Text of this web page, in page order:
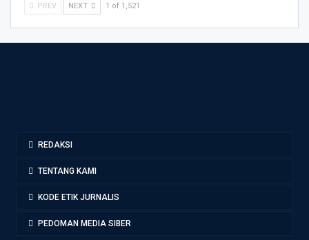
PREV NEXT 1 of 1,521
REDAKSI
TENTANG KAMI
KODE ETIK JURNALIS
PEDOMAN MEDIA SIBER